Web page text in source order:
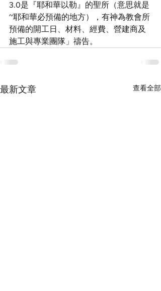
3.0是『耶和華以勒』的聖所（意思就是
~耶和華必預備的地方），有神為教會所
預備的開工日、材料、經費、營建商及
施工與專業團隊」禱告。
最新文章 查看全部